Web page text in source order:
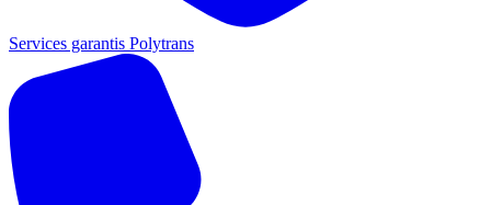
Services garantis Polytrans